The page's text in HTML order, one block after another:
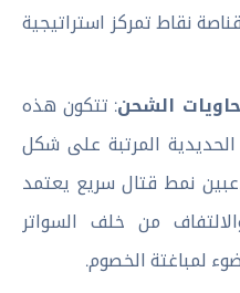
نقاط تمركز استراتيجية
الشحن: تتكون هذه
المرتبة على شكل
نمط قتال سريع يعتمد
من خلف السواتر
لمباغتة الخصوم.